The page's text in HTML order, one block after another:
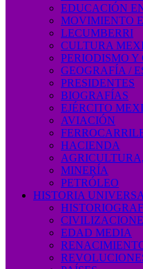
EDUCACIÓN
MOVIMIENTO
LECUMBERRI
CULTURA
PERIODISMO
GEOGRAFÍA /
PRESIDENTES
BIOGRAFÍAS
EJÉRCITO
AVIACIÓN
HACIENDA
MINERÍA
PETRÓLEO
HISTORIA
EDAD MEDIA